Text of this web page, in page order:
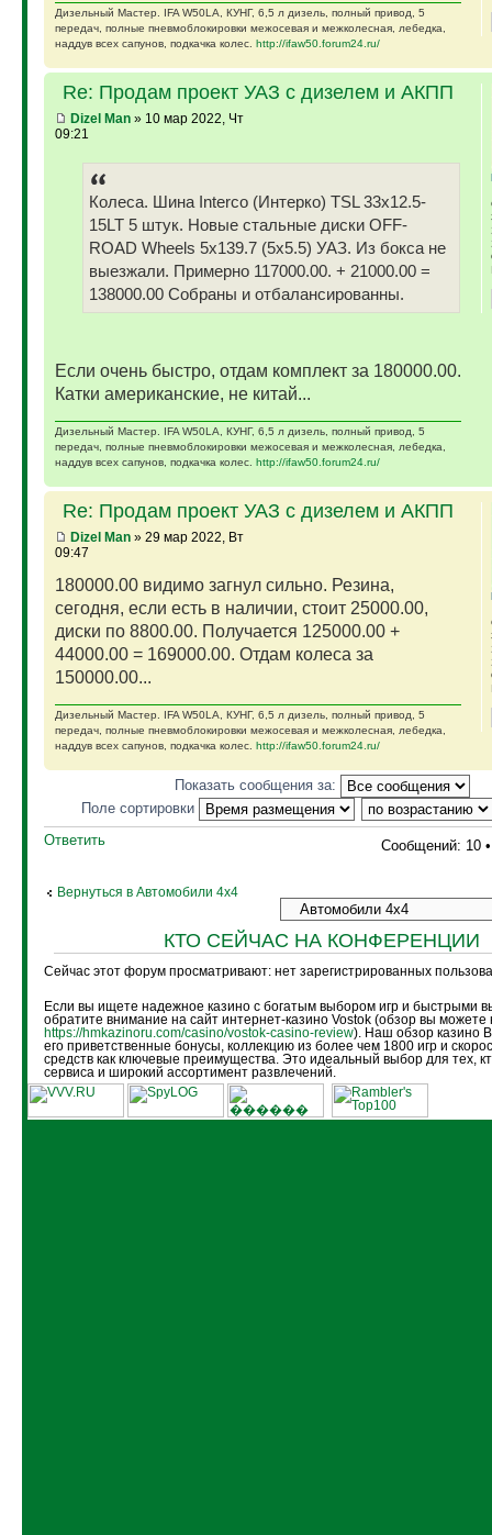
Дизельный Мастер. IFA W50LA, КУНГ, 6,5 л дизель, полный привод, 5
передач, полные пневмоблокировки межосевая и межколесная, лебедка,
наддув всех сапунов, подкачка колес. http://ifaw50.forum24.ru/
Re: Продам проект УАЗ с дизелем и АКПП
Dizel Man» 10 мар 2022, Чт
09:21
Колеса. Шина Interco (Интерко) TSL 33x12.5-
15LT 5 штук. Новые стальные диски OFF-
ROAD Wheels 5x139.7 (5x5.5) УАЗ. Из бокса не
выезжали. Примерно 117000.00. + 21000.00 =
138000.00 Собраны и отбалансированны.
Если очень быстро, отдам комплект за 180000.00.
Катки американские, не китай...
Дизельный Мастер. IFA W50LA, КУНГ, 6,5 л дизель, полный привод, 5
передач, полные пневмоблокировки межосевая и межколесная, лебедка,
наддув всех сапунов, подкачка колес. http://ifaw50.forum24.ru/
Re: Продам проект УАЗ с дизелем и АКПП
Dizel Man» 29 мар 2022, Вт
09:47
180000.00 видимо загнул сильно. Резина,
сегодня, если есть в наличии, стоит 25000.00,
диски по 8800.00. Получается 125000.00 +
44000.00 = 169000.00. Отдам колеса за
150000.00...
Дизельный Мастер. IFA W50LA, КУНГ, 6,5 л дизель, полный привод, 5
передач, полные пневмоблокировки межосевая и межколесная, лебедка,
наддув всех сапунов, подкачка колес. http://ifaw50.forum24.ru/
Показать сообщения за:
Поле сортировки
Ответить
Сообщений: 10
Вернуться в Автомобили 4х4
КТО СЕЙЧАС НА КОНФЕРЕНЦИИ
Сейчас этот форум просматривают: нет зарегистрированных
Если вы ищете надежное казино с богатым выбором игр и быстрыми
обратите внимание на сайт интернет-казино Vostok (обзор вы можете
https://hmkazinoru.com/casino/vostok-casino-review). Наш обзор казино
его приветственные бонусы, коллекцию из более чем 1800 игр и
средств как ключевые преимущества. Это идеальный выбор для тех,
сервиса и широкий ассортимент развлечений.